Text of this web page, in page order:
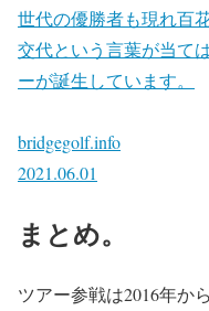
世代の優勝者も現れ百
交代という言葉が当て
ーが誕生しています。
bridgegolf.info
2021.06.01
まとめ。
ツアー参戦は2016年か